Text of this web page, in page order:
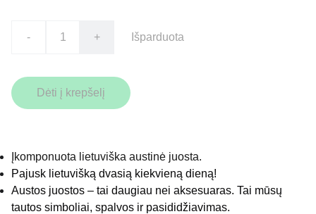
- + Išparduota
Dėti į krepšelį
Įkomponuota lietuviška austinė juosta.
Pajusk lietuvišką dvasią kiekvieną dieną!
Austos juostos – tai daugiau nei aksesuaras. Tai mūsų
tautos simboliai, spalvos ir pasididžiavimas.